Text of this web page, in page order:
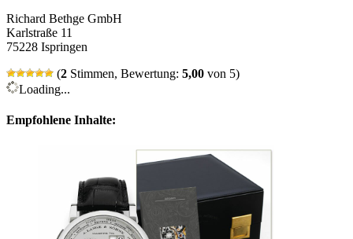
Richard Bethge GmbH
Karlstraße 11
75228 Ispringen
(2 Stimmen, Bewertung: 5,00 von 5)
Loading...
Empfohlene Inhalte: